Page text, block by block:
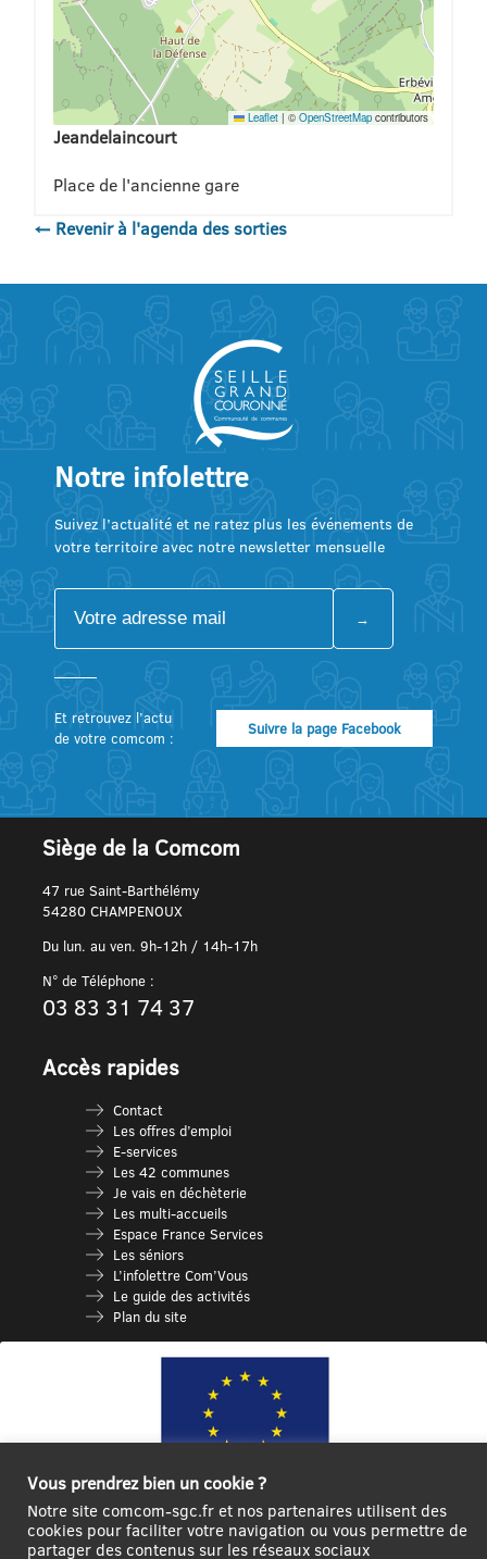
Leaflet | ©OpenStreetMap contributors
Jeandelaincourt
Place de l'ancienne gare
← Revenir à l'agenda des sorties
Notre infolettre
Suivez l’actualité et ne ratez plus les événements de
votre territoire avec notre newsletter mensuelle
Et retrouvez l’actu
de votre comcom :
Suivre la page Facebook
Siège de la Comcom
47 rue Saint-Barthélémy
54280 CHAMPENOUX
Du lun. au ven. 9h-12h / 14h-17h
N° de Téléphone :
03 83 31 74 37
Accès rapides
Contact
Les offres d’emploi
E-services
Les 42 communes
Je vais en déchèterie
Les multi-accueils
Espace France Services
Les séniors
L’infolettre Com’Vous
Le guide des activités
Plan du site
Ce site internet a été cofinancé par l’Union européenne avec le Fonds
Européen de Développement Régional à hauteur de 12 572€
Vous prendrez bien un cookie ?
Notre site comcom-sgc.fr et nos partenaires utilisent des
cookies pour faciliter votre navigation ou vous permettre de
partager des contenus sur les réseaux sociaux